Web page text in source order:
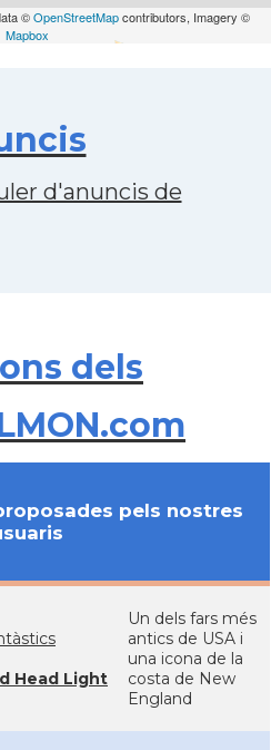
©OpenStreetMapcontributors, Imagery ©
Mapbox
d'anuncis de
dels
pels nostres
Head Light
Un dels fars més
antics de USA i
una icona de la
costa de New
England